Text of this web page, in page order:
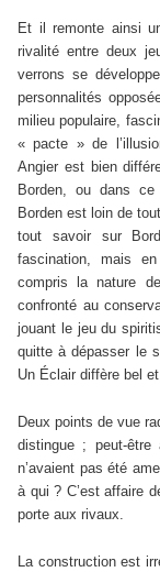
Et il remonte ainsi
rivalité entre deux
verrons se
personnalités
milieu populaire,
« pacte » de
Angier est bien
Borden, ou dans
Borden est loin de
tout savoir sur
fascination, mais
compris la nature
confronté au
jouant le jeu du
quitte à dépasser le
Un Éclair diffère bel
Deux points de vue
distingue ; peut-être
n’avaient pas été
à qui ? C’est affaire
porte aux rivaux.
La construction est